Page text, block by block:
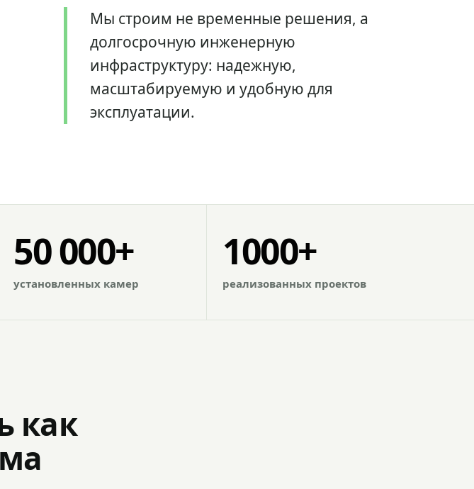
Мы строим не временные решения, а
долгосрочную инженерную
инфраструктуру: надежную,
масштабируемую и удобную для
эксплуатации.
50 000+
установленных камер
1000+
реализованных проектов
как